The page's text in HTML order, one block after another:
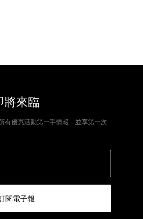
將來臨
有優惠活動第一手情報，並享第一次
閱電子報